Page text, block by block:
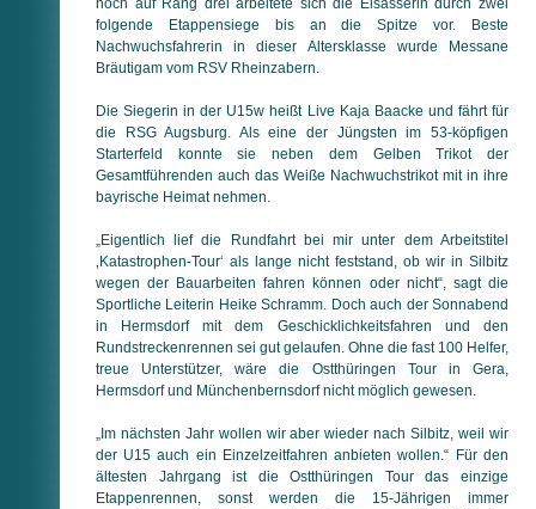
noch auf Rang drei arbeitete sich die Elsässerin durch zwei
folgende Etappensiege bis an die Spitze vor. Beste
Nachwuchsfahrerin in dieser Altersklasse wurde Messane
Bräutigam vom RSV Rheinzabern.
Die Siegerin in der U15w heißt Live Kaja Baacke und fährt für
die RSG Augsburg. Als eine der Jüngsten im 53-köpfigen
Starterfeld konnte sie neben dem Gelben Trikot der
Gesamtführenden auch das Weiße Nachwuchstrikot mit in ihre
bayrische Heimat nehmen.
„Eigentlich lief die Rundfahrt bei mir unter dem Arbeitstitel
‚Katastrophen-Tour‘ als lange nicht feststand, ob wir in Silbitz
wegen der Bauarbeiten fahren können oder nicht“, sagt die
Sportliche Leiterin Heike Schramm. Doch auch der Sonnabend
in Hermsdorf mit dem Geschicklichkeitsfahren und den
Rundstreckenrennen sei gut gelaufen. Ohne die fast 100 Helfer,
treue Unterstützer, wäre die Ostthüringen Tour in Gera,
Hermsdorf und Münchenbernsdorf nicht möglich gewesen.
„Im nächsten Jahr wollen wir aber wieder nach Silbitz, weil wir
der U15 auch ein Einzelzeitfahren anbieten wollen.“ Für den
ältesten Jahrgang ist die Ostthüringen Tour das einzige
Etappenrennen, sonst werden die 15-Jährigen immer